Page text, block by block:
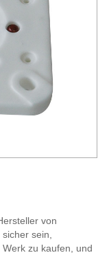
von
sein,
zu kaufen, und